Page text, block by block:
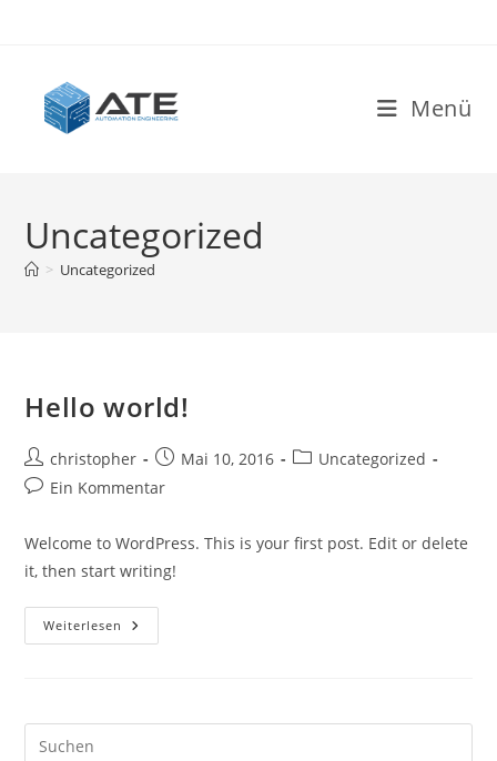
Menü
Uncategorized
> Uncategorized
Hello world!
Beitrags-
Autor:
christopher
Beitrag
veröffentlicht:
Mai 10, 2016
Beitrags-
Uncategorized
Beitrags-
Ein Kommentar
Welcome to WordPress. This is your first post. Edit or delete
it, then start writing!
Weiterlesen Hello
World!